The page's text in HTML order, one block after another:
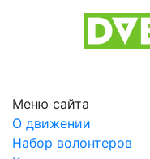
Меню сайта
О движении
Набор волонтеров